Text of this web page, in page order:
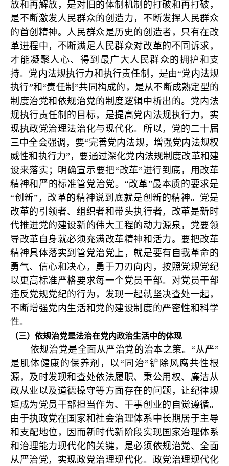
放和再解放，是对旧的体制机制的打破和再打破，
是不断激发人民群众的创造力，不断发挥人民群众
的首创精神。人民群众是历史的创造者，只有在改
革进程中，不断满足人民群众对改革的不同诉求，
才能凝聚人心、得到最广大人民群众的拥护和支
持。党内法规执行力和执行责任制，是由“党内法规
执行”和“责任制”共同构成的，是从不断成熟定型的
制度治党和依规治党的制度逻辑中析出的。党内法
规执行责任制的目标，是提高党内法规执行力，实
现执政党治理法治化与现代化。所以，党的二十届
三中全会强调，要“完善党内法规，增强党内法规权
威性和执行力”，要通过深化党内法规制度改革和建
设来落实；明确宣示要把“改革”进行到底，用改革
精神和严的标准管党治党。“改革”最本质的要求是
“创新”，改革的精神说到底就是创新的精神。党是
改革的引领者、组织者和带头执行者，改革是新时
代推进党的建设新的伟大工程的动力源泉，党要领
导改革自身就必须充满改革精神和活力。要把改革
精神具体落实到管党治党上，就是要有自我革命的
勇气、信心和决心，勇于刀刃向内，按照党规党纪
以更高标准严格要求每一个党员干部。对党员干部
违反党规党纪的行为，发现一起就坚决查处一起，
不断增强党内生活和党的建设制度的严密性和科学
性。
（三）依规治党是法治在党内政治生活中的体现
依规治党是全面从严治党的治本之策。“从严”
是肌体健康的保养剂，以“同治”铲除风腐共性根
源，及时发现和查处依法履职、秉公用权、廉洁从
政从业以及道德操守等方面存在的问题，让纪律规
矩成为党员干部担当作为、干事创业的自觉遵循。
由于执政党在国家和社会治理体系中长期居于主导
和支配地位，因而新时代新阶段实现国家治理体系
和治理能力现代化的关键，是必须依规治党、全面
从严治党，实现政党治理现代化。政党治理现代化